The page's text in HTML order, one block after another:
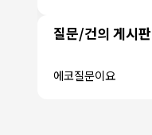
질문/건의 게시판
에코질문이요